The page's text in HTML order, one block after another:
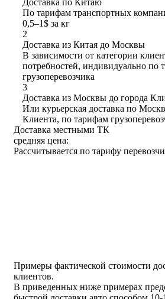
По тарифам транспортных
0,5‒1$ за кг
2
Доставка из Китая до Москвы
В зависимости от категории
потребностей, индивидуально по
грузоперевозчика
3
Доставка из Москвы до города
Или курьерская доставка по
Клиента, по тарифам
Доставка местными ТК
средняя цена:
Рассчитывается по тарифу перевозчи
Примеры фактической стоимости
клиентов.
В приведенных ниже примерах